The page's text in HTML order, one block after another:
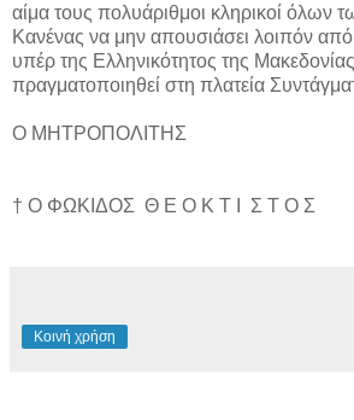
αίμα τους πολυάριθμοι κληρικοί όλων
Κανένας να μην απουσιάσει λοιπόν
υπέρ της Ελληνικότητος της
πραγματοποιηθεί στη πλατεία
Ο ΜΗΤΡΟΠΟΛΙΤΗΣ
† Ο ΦΩΚΙΔΟΣ Θ Ε Ο Κ Τ Ι Σ Τ Ο Σ
Κοινή χρήση